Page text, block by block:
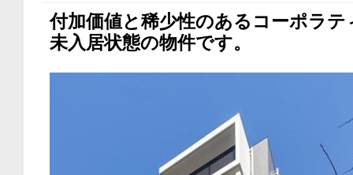
付加価値と稀少性のあるコーポラ
未入居状態の物件です。